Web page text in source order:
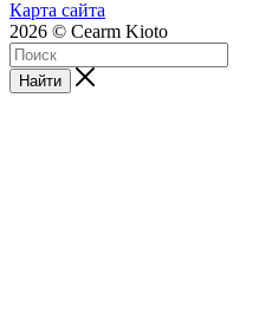
Карта сайта
2026 © Cearm Kioto
Найти